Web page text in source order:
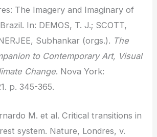
The Imagery and Imaginary of
In: DEMOS, T. J.; SCOTT,
Subhankar (orgs.). The
to Contemporary Art, Visual
Change. Nova York:
p. 345-365.
M. et al. Critical transitions in
system. Nature, Londres, v.